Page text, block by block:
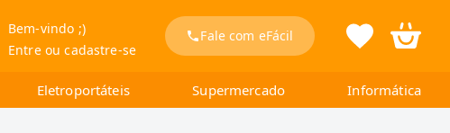
Bem-vindo ;)
Entre ou cadastre-se
Fale com eFácil
Eletroportáteis Supermercado Informática